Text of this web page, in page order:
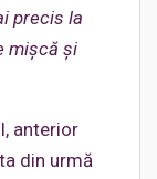
precis la
mișcă și
anterior
din urmă